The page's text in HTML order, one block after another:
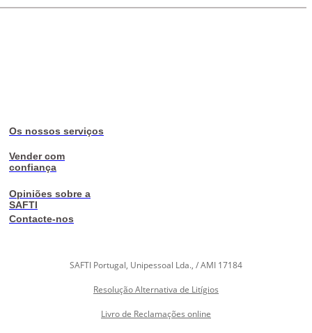
Os nossos serviços
Vender com
confiança
Opiniões sobre a
SAFTI
Contacte-nos
SAFTI Portugal, Unipessoal Lda., / AMI 17184
Resolução Alternativa de Litígios
Livro de Reclamações online